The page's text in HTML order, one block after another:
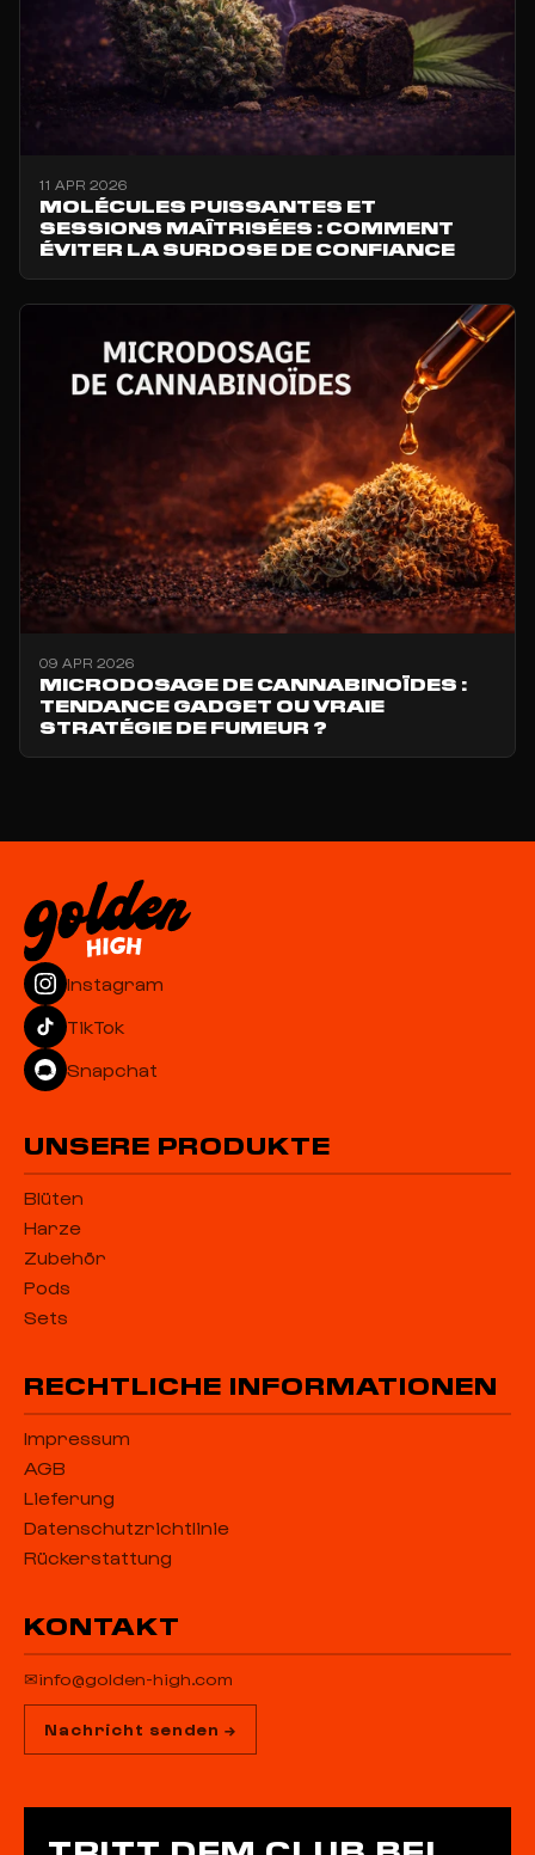
11 APR 2026
MOLÉCULES PUISSANTES ET
SESSIONS MAÎTRISÉES : COMMENT
ÉVITER LA SURDOSE DE CONFIANCE
09 APR 2026
MICRODOSAGE DE CANNABINOÏDES :
TENDANCE GADGET OU VRAIE
STRATÉGIE DE FUMEUR ?
Instagram
TikTok
Snapchat
UNSERE PRODUKTE
Blüten
Harze
Zubehör
Pods
Sets
RECHTLICHE INFORMATIONEN
Impressum
AGB
Lieferung
Datenschutzrichtlinie
Rückerstattung
KONTAKT
✉info@golden-high.com
Nachricht senden →